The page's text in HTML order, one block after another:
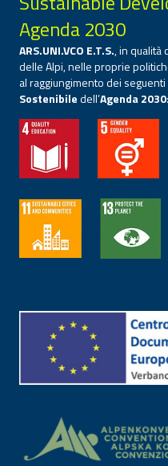
Agenda 2030
ARS.UNI.VCO E.T.S., in qualità
delle Alpi, nelle proprie
al raggiungimento dei seguenti
Sostenibiledell’Agenda 2030: